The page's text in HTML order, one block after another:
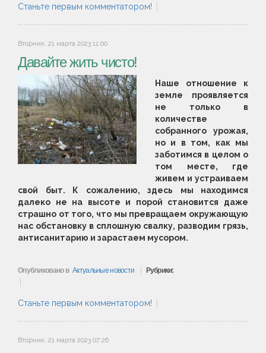
Станьте первым комментатором!
Вторник, 21 марта 2023 11:00
Давайте жить чисто!
Наше отношение к
земле проявляется
не только в
количестве
собранного урожая,
но и в том, как мы
заботимся в целом о
том месте, где
живем и устраиваем
свой быт. К сожалению, здесь мы находимся
далеко не на высоте и порой становится даже
страшно от того, что мы превращаем окружающую
нас обстановку в сплошную свалку, разводим грязь,
антисанитарию и зарастаем мусором.
Опубликовано в Актуальные новости Рубрики:
Станьте первым комментатором!
Вторник, 21 марта 2023 07:26